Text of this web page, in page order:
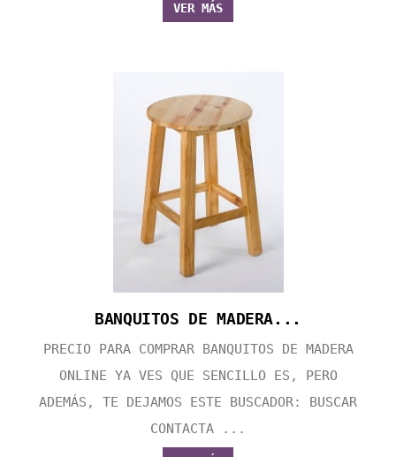
VER MÁS
BANQUITOS DE MADERA...
PRECIO PARA COMPRAR BANQUITOS DE MADERA
ONLINE YA VES QUE SENCILLO ES, PERO
ADEMÁS, TE DEJAMOS ESTE BUSCADOR: BUSCAR
CONTACTA ...